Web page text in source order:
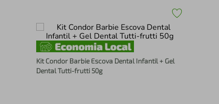
Kit Condor Barbie Escova Dental Infantil + Gel
Dental Tutti-frutti 50g